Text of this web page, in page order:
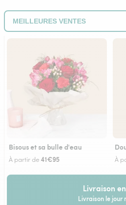
Bisous et sa bulle d'eau
À partir de41€95 À
Livraison
Livraison le jour